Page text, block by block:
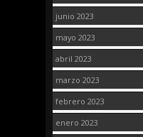
junio 2023
mayo 2023
abril 2023
marzo 2023
febrero 2023
enero 2023